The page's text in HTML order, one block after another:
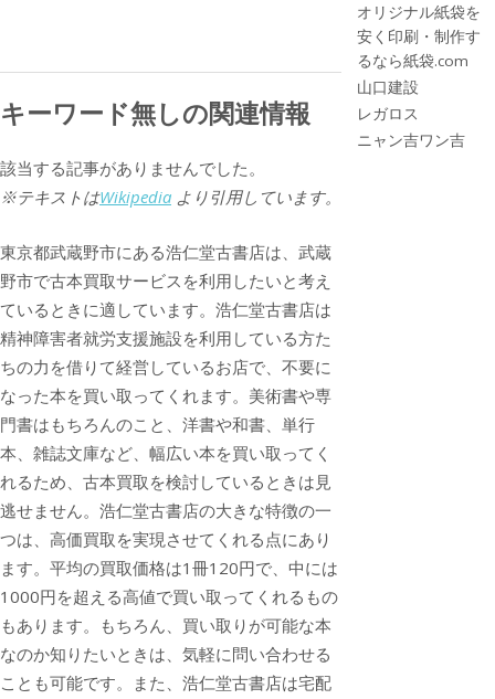
キーワード無しの関連情報
該当する記事がありませんでした。
※テキストはWikipedia より引用しています。
東京都武蔵野市にある浩仁堂古書店は、武蔵
野市で古本買取サービスを利用したいと考え
ているときに適しています。浩仁堂古書店は
精神障害者就労支援施設を利用している方た
ちの力を借りて経営しているお店で、不要に
なった本を買い取ってくれます。美術書や専
門書はもちろんのこと、洋書や和書、単行
本、雑誌文庫など、幅広い本を買い取ってく
れるため、古本買取を検討しているときは見
逃せません。浩仁堂古書店の大きな特徴の一
つは、高価買取を実現させてくれる点にあり
ます。平均の買取価格は1冊120円で、中には
1000円を超える高値で買い取ってくれるもの
もあります。もちろん、買い取りが可能な本
なのか知りたいときは、気軽に問い合わせる
ことも可能です。また、浩仁堂古書店は宅配
オリジナル紙袋を
安く印刷・制作す
るなら紙袋.com
山口建設
レガロス
ニャン吉ワン吉